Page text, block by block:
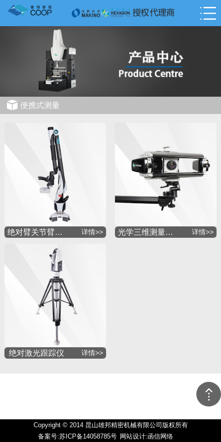
便携式测量
绝对臂关节臂测量机 详情>> 光学三维测量系统 详情>>
绝对激光跟踪仪 详情>>
Copyright © 2014 昆山雄邦精密机械有限公司版权所有
备案号:苏ICP备14058785号 网站设计:函信网络